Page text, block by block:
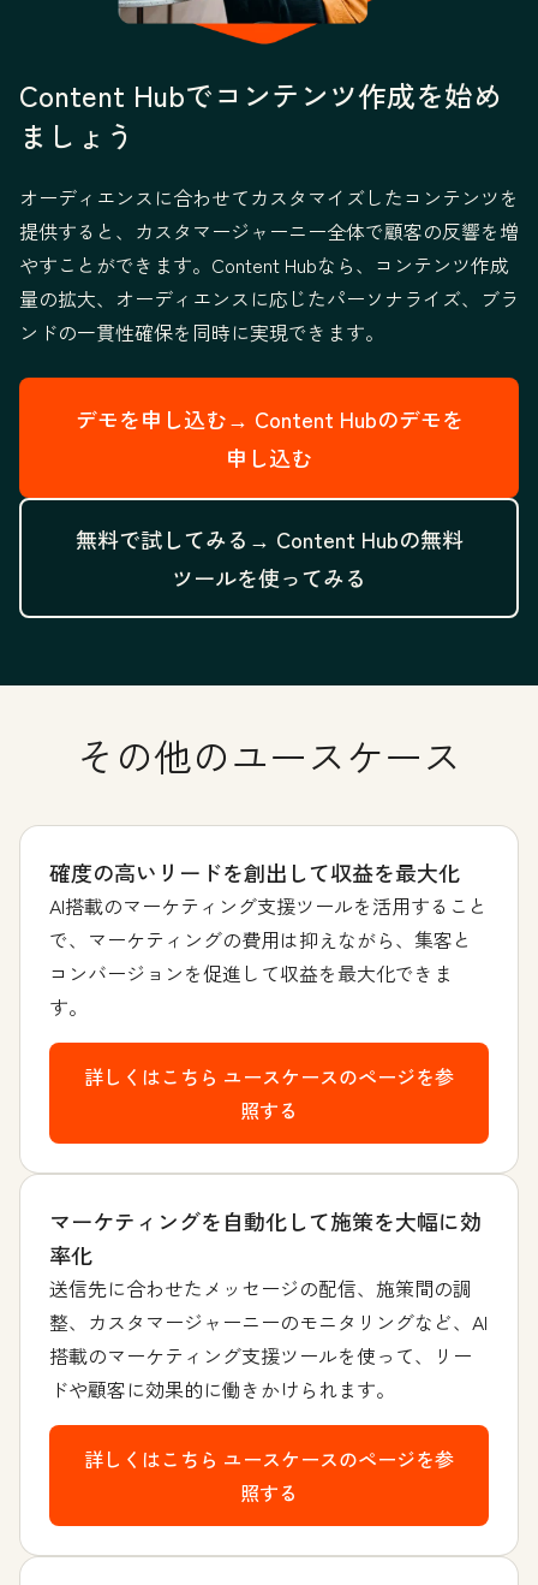
Content Hubでコンテンツ作成を始め
ましょう
オーディエンスに合わせてカスタマイズしたコンテンツを
提供すると、カスタマージャーニー全体で顧客の反響を増
やすことができます。Content Hubなら、コンテンツ作成
量の拡大、オーディエンスに応じたパーソナライズ、ブラ
ンドの一貫性確保を同時に実現できます。
デモを申し込む→ Content Hubのデモを
申し込む
無料で試してみる→ Content Hubの無料
ツールを使ってみる
その他のユースケース
確度の高いリードを創出して収益を最大化
AI搭載のマーケティング支援ツールを活用すること
で、マーケティングの費用は抑えながら、集客と
コンバージョンを促進して収益を最大化できま
す。
詳しくはこちら ユースケースのページを参
照する
マーケティングを自動化して施策を大幅に効
率化
送信先に合わせたメッセージの配信、施策間の調
整、カスタマージャーニーのモニタリングなど、AI
搭載のマーケティング支援ツールを使って、リー
ドや顧客に効果的に働きかけられます。
詳しくはこちら ユースケースのページを参
照する